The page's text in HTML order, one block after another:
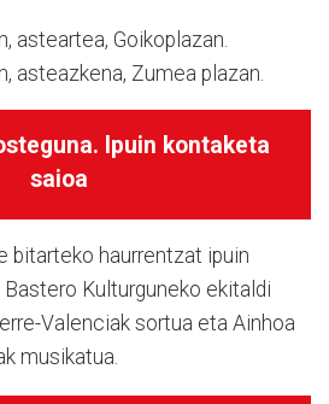
asteartea, Goikoplazan.
asteazkena, Zumea plazan.
I puin kontaketa
saioa
bitarteko haurrentzat ipuin
Kulturguneko ekitaldi
Valenciak sortua eta Ainhoa
musikatua.